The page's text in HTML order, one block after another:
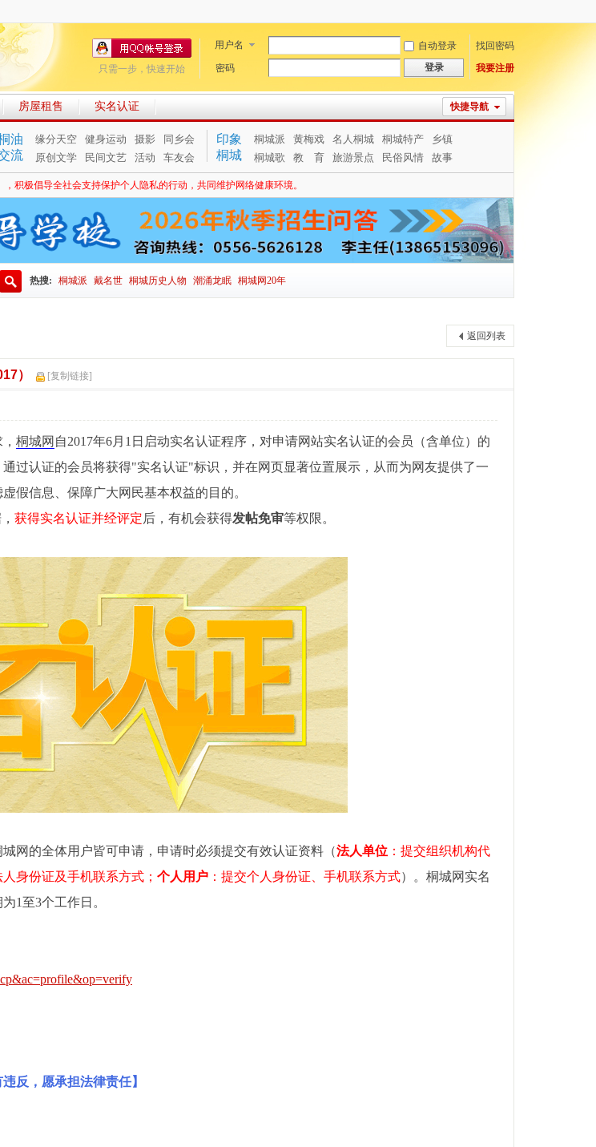
用户名 自动登录
找回密码
密码
登录 我要注册
只需一步，快速开始
快捷导航
房屋租售 实名认证
油
流
缘分天空 健身运动 摄影
同乡会
原创文学
民间文艺 活动 车友会
印象
桐城
桐城派 黄梅戏 名人桐城 桐城特产
乡镇
桐城歌
教 育 旅游景点 民俗风情 故事
积极倡导全社会支持保护个人隐私的行动，共同维护网络健康环境。
索
热搜: 桐城派 戴名世 桐城历史人物 潮涌龙眠 桐城网20年
返回列表
） [复制链接]
桐城网 自2017年6月1日启动实名认证程序，对申请网站实名认证的会员（含单位）的
过认证的会员将获得"实名认证"标识，并在网页显著位置展示，从而为网友提供了一
假信息、保障广大网民基本权益的目的。
获得实名认证并经评定后，有机会获得发帖免审等权限。
的全体用户皆可申请，申请时必须提交有效认证资料（法人单位 ：提交组织机构代
身份证及手机联系方式； 个人用户 ：提交个人身份证、手机联系方式）。桐城网实名
1至3个工作日。
反，愿承担法律责任】